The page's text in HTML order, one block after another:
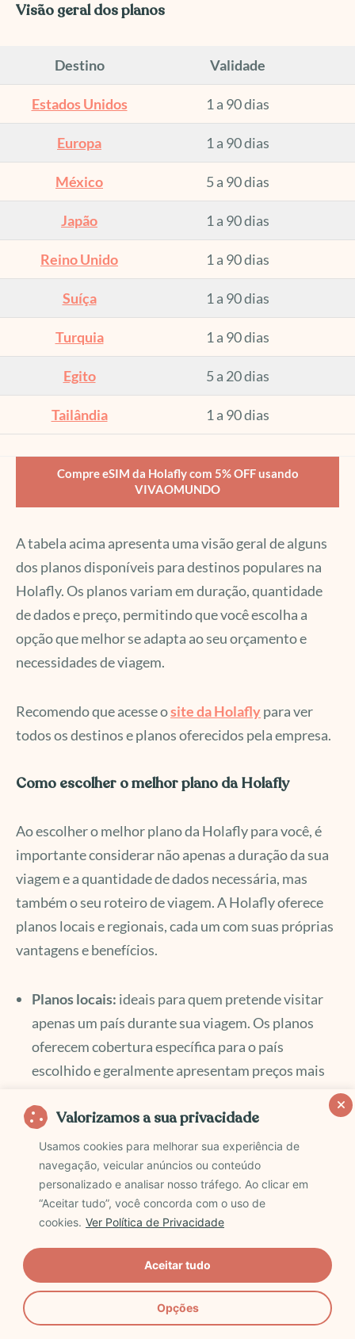
Valorizamos a sua privacidade
Usamos cookies para melhorar sua experiência de
navegação, veicular anúncios ou conteúdo
personalizado e analisar nosso tráfego. Ao clicar em
“Aceitar tudo”, você concorda com o uso de
cookies. Ver Política de Privacidade
Opções
Aceitar tudo
Visão geral dos planos
Destino Validade
Estados Unidos 1 a 90 dias
Europa 1 a 90 dias
México 5 a 90 dias
Japão 1 a 90 dias
Reino Unido 1 a 90 dias
Suíça 1 a 90 dias
Turquia 1 a 90 dias
Egito 5 a 20 dias
Tailândia 1 a 90 dias
Compre eSIM da Holafly com 5% OFF usando
VIVAOMUNDO
A tabela acima apresenta uma visão geral de alguns
dos planos disponíveis para destinos populares na
Holafly. Os planos variam em duração, quantidade
de dados e preço, permitindo que você escolha a
opção que melhor se adapta ao seu orçamento e
necessidades de viagem.
Recomendo que acesse osite da Holaflypara ver
todos os destinos e planos oferecidos pela empresa.
Como escolher o melhor plano da Holafly
Ao escolher o melhor plano da Holafly para você, é
importante considerar não apenas a duração da sua
viagem e a quantidade de dados necessária, mas
também o seu roteiro de viagem. A Holafly oferece
planos locais e regionais, cada um com suas próprias
vantagens e benefícios.
Planos locais: ideais para quem pretende visitar
apenas um país durante sua viagem. Os planos
oferecem cobertura específica para o país
escolhido e geralmente apresentam preços mais
regionais.
Planos regionais:perfeitos para quem planeja
visitar vários países dentro de uma mesma região,
como a Europa ou a América do Sul. Esses planos
oferecem cobertura nos países da região
conectado durante todo o seu roteiro de viagem
sem a necessidade de adquirir vários planos locais.
Ao analisar o seu roteiro de viagem, considere os